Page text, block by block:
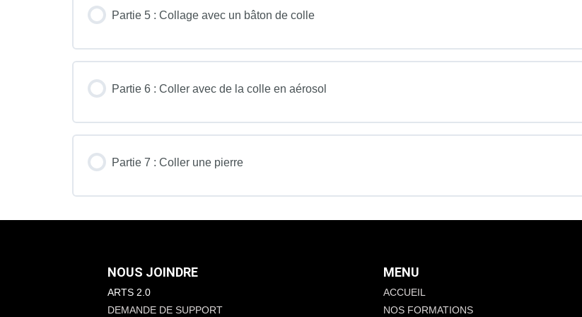
Partie 5 : Collage avec un bâton de colle
Partie 6 : Coller avec de la colle en aérosol
Partie 7 : Coller une pierre
NOUS JOINDRE
ARTS 2.0
DEMANDE DE SUPPORT
MENU
ACCUEIL
NOS FORMATIONS